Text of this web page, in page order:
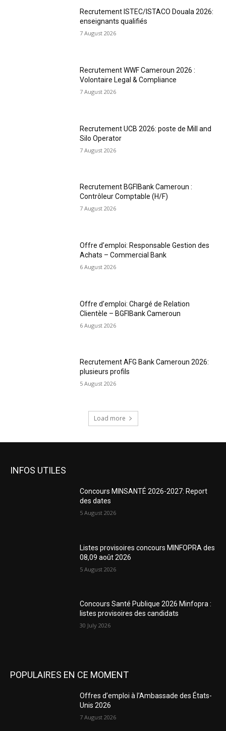
Recrutement ISTEC/ISTACO Douala 2026:
enseignants qualifiés
7 August 2026
Recrutement WWF Cameroun 2026 :
Volontaire Legal & Compliance
7 August 2026
Recrutement UCB 2026: poste de Mill and
Silo Operator
7 August 2026
Recrutement BGFIBank Cameroun :
Contrôleur Comptable (H/F)
7 August 2026
Offre d’emploi: Responsable Gestion des
Achats – Commercial Bank
6 August 2026
Offre d’emploi: Chargé de Relation
Clientèle – BGFIBank Cameroun
6 August 2026
Recrutement AFG Bank Cameroun 2026:
plusieurs profils
5 August 2026
Load more
INFOS UTILES
Concours MINSANTÉ 2026-2027: Report
des dates
5 August 2026
Listes provisoires concours MINFOPRA des
08,09 août 2026
5 August 2026
Concours Santé Publique 2026 Minfopra :
listes provisoires des candidats
30 July 2026
POPULAIRES EN CE MOMENT
Offres d’emploi à l’Ambassade des États-
Unis 2026
7 August 2026